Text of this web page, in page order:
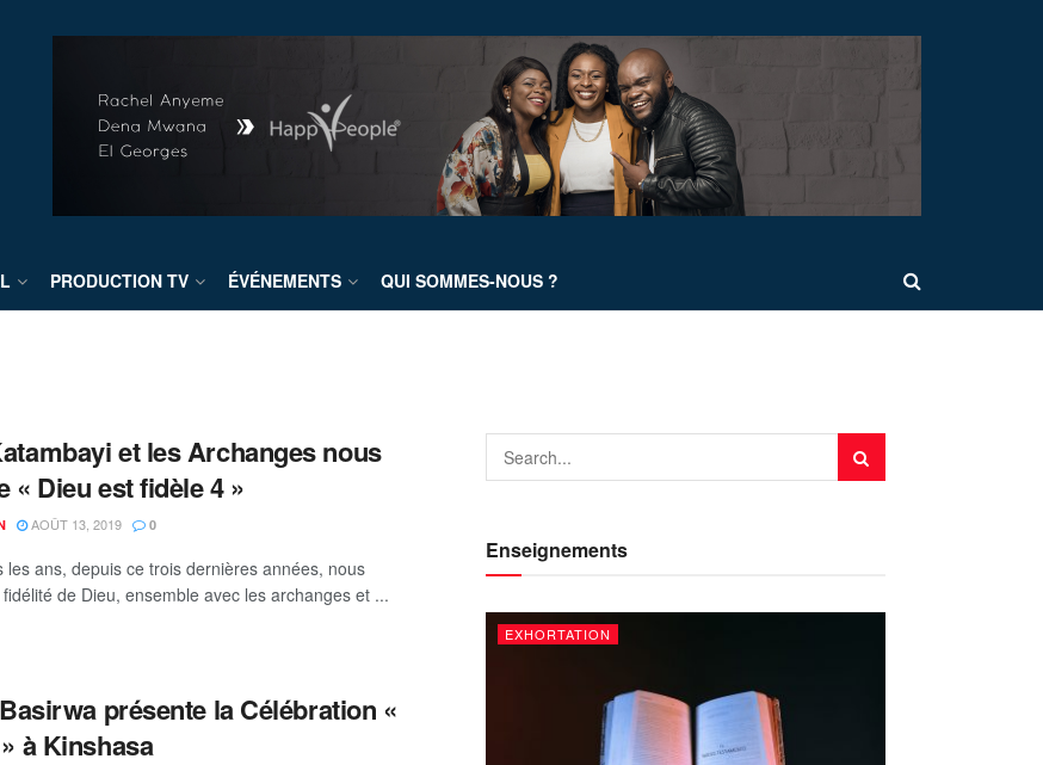
PRODUCTION TV ÉVÉNEMENTS QUI SOMMES-NOUS ?
et les Archanges nous
« Dieu est fidèle 4 »
AOÛT 13, 2019 0
les ans, depuis ce trois dernières années, nous
de Dieu, ensemble avec les archanges et ...
présente la Célébration «
à Kinshasa
Enseignements
EXHORTATION